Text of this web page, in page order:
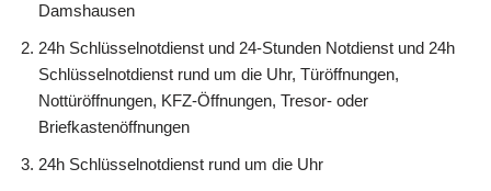
Damshausen
24h Schlüsselnotdienst und 24-Stunden Notdienst und 24h
Schlüsselnotdienst rund um die Uhr, Türöffnungen,
Nottüröffnungen, KFZ-Öffnungen, Tresor- oder
Briefkastenöffnungen
24h Schlüsselnotdienst rund um die Uhr